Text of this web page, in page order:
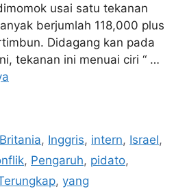
usai satu tekanan
berjumlah 118,000 plus
Didagang kan pada
tekanan ini menuai ciri “ …
Britania, Inggris, intern, Israel,
, Pengaruh, pidato,
, yang